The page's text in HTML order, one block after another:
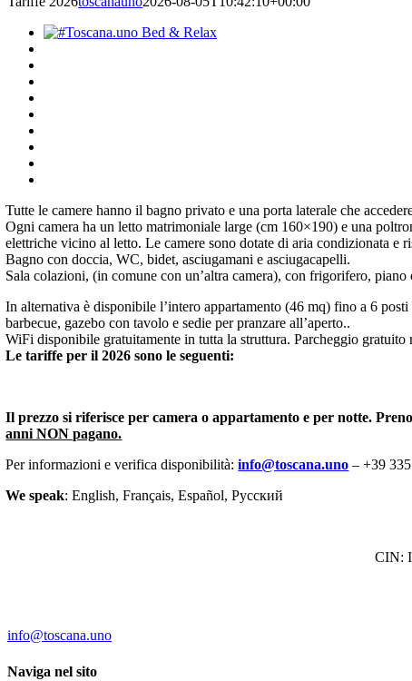
Tutte le camere hanno il bagno privato e una porta laterale che
Ogni camera ha un letto matrimoniale large (cm 160×190) e una
elettriche vicino al letto. Le camere sono dotate di aria condizionata e
Bagno con doccia, WC, bidet, asciugamani e asciugacapelli.
Sala colazioni, (in comune con un’altra camera), con frigorifero,
In alternativa è disponibile l’intero appartamento (46 mq) fino a 6
barbecue, gazebo con tavolo e sedie per pranzare all’aperto..
WiFi disponibile gratuitamente in tutta la struttura. Parcheggio gratuito
Le tariffe per il 2026 sono le seguenti:
Il prezzo si riferisce per camera o appartamento e per notte.
anni NON pagano.
Per informazioni e verifica disponibilità:info@toscana.uno – +39
We speak: English,Français, Español,Русский
CIN:
info@toscana.uno
Naviga nel sito